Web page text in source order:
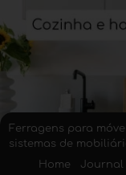
Ferragens para
sistemas de
Home
Journal